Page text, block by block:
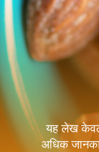
यह लेख केवल
अधिक